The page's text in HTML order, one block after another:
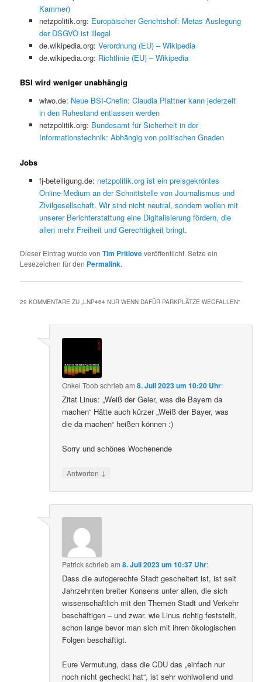
Kammer)
netzpolitik.org: Europäischer Gerichtshof: Metas Auslegung
der DSGVO ist illegal
de.wikipedia.org: Verordnung (EU) – Wikipedia
de.wikipedia.org: Richtlinie (EU) – Wikipedia
BSI wird weniger unabhängig
wiwo.de: Neue BSI-Chefin: Claudia Plattner kann jederzeit
in den Ruhestand entlassen werden
netzpolitik.org: Bundesamt für Sicherheit in der
Informationstechnik: Abhängig von politischen Gnaden
Jobs
fj-beteiligung.de: netzpolitik.org ist ein preisgekröntes
Online-Medium an der Schnittstelle von Journalismus und
Zivilgesellschaft. Wir sind nicht neutral, sondern wollen mit
unserer Berichterstattung eine Digitalisierung fördern, die
allen mehr Freiheit und Gerechtigkeit bringt.
Dieser Eintrag wurde vonTim Pritloveveröffentlicht. Setze ein
Lesezeichen für den Permalink.
29 KOMMENTARE ZU „LNP464 NUR WENN DAFÜR PARKPLÄTZE WEGFALLEN“
Onkel Toobschriebam8. Juli 2023 um 10:20 Uhr:
Zitat Linus: „Weiß der Geier, was die Bayern da
machen“ Hätte auch kürzer „Weiß der Bayer, was
die da machen“ heißen können :)
Sorry und schönes Wochenende
Antworten ↓
Patrickschriebam8. Juli 2023 um 10:37 Uhr:
Dass die autogerechte Stadt gescheitert ist, ist seit
Jahrzehnten breiter Konsens unter allen, die sich
wissenschaftlich mit den Themen Stadt und Verkehr
beschäftigen – und zwar. wie Linus richtig feststellt,
schon lange bevor man sich mit ihren ökologischen
Folgen beschäftigt.
Eure Vermutung, dass die CDU das „einfach nur
noch nicht gecheckt hat“, ist sehr wohlwollend und